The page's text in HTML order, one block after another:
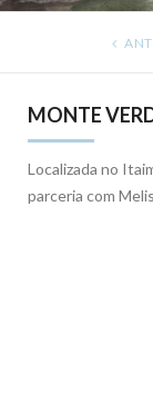
MONTE
Localizada no
parceria com